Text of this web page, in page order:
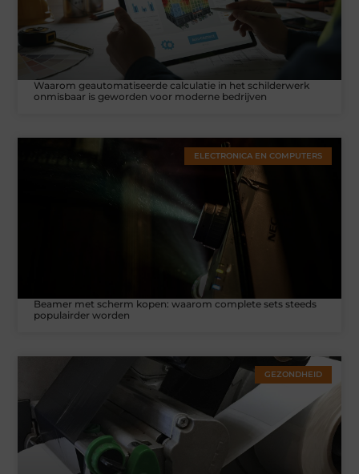
Waarom geautomatiseerde calculatie in het schilderwerk
onmisbaar is geworden voor moderne bedrijven
ELECTRONICA EN COMPUTERS
Beamer met scherm kopen: waarom complete sets steeds
populairder worden
GEZONDHEID